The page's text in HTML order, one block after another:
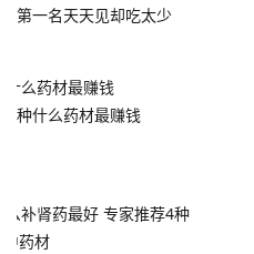
第一名天天见却吃太少
种什么药材最赚钱